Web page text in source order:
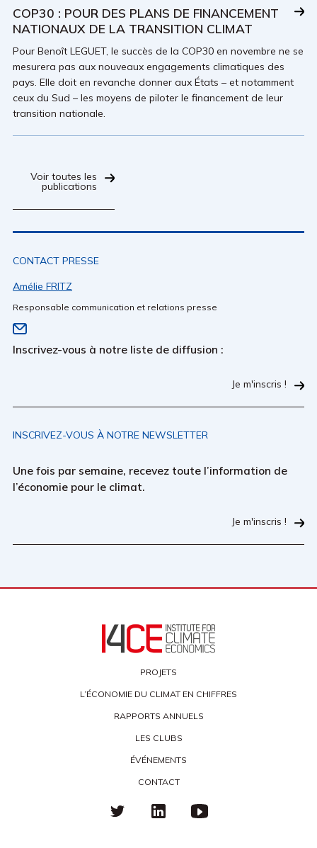
COP30 : POUR DES PLANS DE FINANCEMENT
NATIONAUX DE LA TRANSITION CLIMAT
Pour Benoît LEGUET, le succès de la COP30 en novembre ne se
mesurera pas aux nouveaux engagements climatiques des
pays. Elle doit en revanche donner aux États – et notamment
ceux du Sud – les moyens de piloter le financement de leur
transition nationale.
Voir toutes les
publications
CONTACT PRESSE
Amélie FRITZ
Responsable communication et relations presse
Inscrivez-vous à notre liste de diffusion :
Je m'inscris !
INSCRIVEZ-VOUS À NOTRE NEWSLETTER
Une fois par semaine, recevez toute l’information de
l’économie pour le climat.
Je m'inscris !
PROJETS
L’ÉCONOMIE DU CLIMAT EN CHIFFRES
RAPPORTS ANNUELS
LES CLUBS
ÉVÉNEMENTS
CONTACT